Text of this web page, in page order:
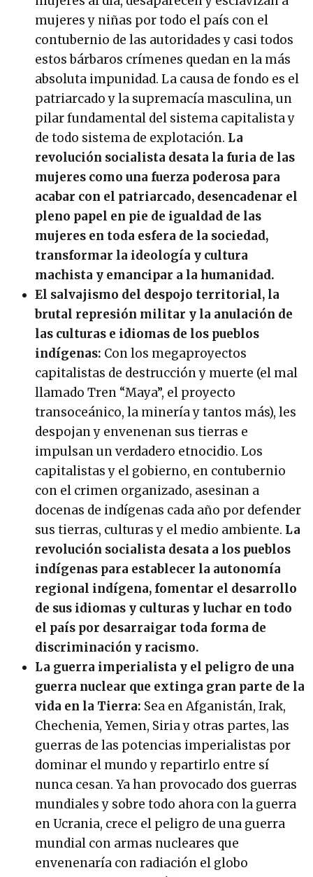
mujeres y niñas por todo el país con el
contubernio de las autoridades y casi todos
estos bárbaros crímenes quedan en la más
absoluta impunidad. La causa de fondo es el
patriarcado y la supremacía masculina, un
pilar fundamental del sistema capitalista y
de todo sistema de explotación. La
revolución socialista desata la furia de las
mujeres como una fuerza poderosa para
acabar con el patriarcado, desencadenar el
pleno papel en pie de igualdad de las
mujeres en toda esfera de la sociedad,
transformar la ideología y cultura
machista y emancipar a la humanidad.
El salvajismo del despojo territorial, la
brutal represión militar y la anulación de
las culturas e idiomas de los pueblos
indígenas: Con los megaproyectos
capitalistas de destrucción y muerte (el mal
llamado Tren “Maya”, el proyecto
transoceánico, la minería y tantos más), les
despojan y envenenan sus tierras e
impulsan un verdadero etnocidio. Los
capitalistas y el gobierno, en contubernio
con el crimen organizado, asesinan a
docenas de indígenas cada año por defender
sus tierras, culturas y el medio ambiente. La
revolución socialista desata a los pueblos
indígenas para establecer la autonomía
regional indígena, fomentar el desarrollo
de sus idiomas y culturas y luchar en todo
el país por desarraigar toda forma de
discriminación y racismo.
La guerra imperialista y el peligro de una
guerra nuclear que extinga gran parte de la
vida en la Tierra: Sea en Afganistán, Irak,
Chechenia, Yemen, Siria y otras partes, las
guerras de las potencias imperialistas por
dominar el mundo y repartirlo entre sí
nunca cesan. Ya han provocado dos guerras
mundiales y sobre todo ahora con la guerra
en Ucrania, crece el peligro de una guerra
mundial con armas nucleares que
envenenaría con radiación el globo